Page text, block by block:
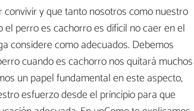
convivir y que tanto nosotros como nuestro
perro es cachorro es difícil no caer en el
considere como adecuados. Debemos
cuando es cachorro nos quitará muchos
un papel fundamental en este aspecto,
esfuerzo desde el principio para que